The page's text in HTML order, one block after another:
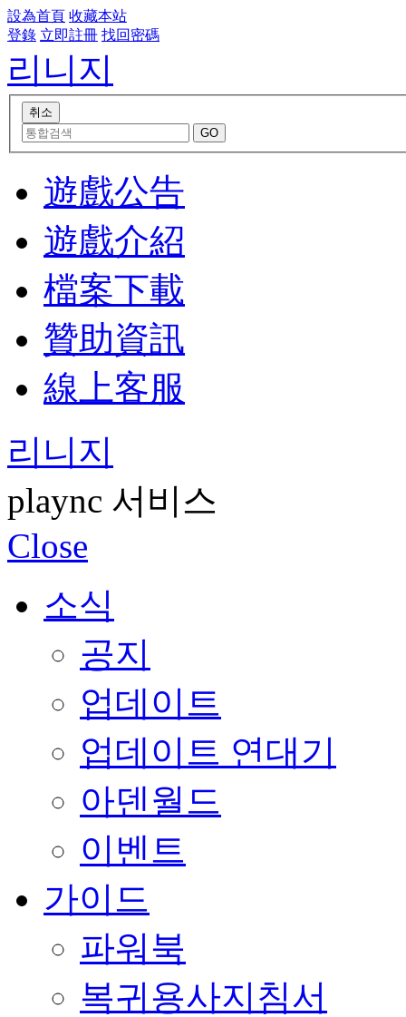
設為首頁 收藏本站
登錄 立即註冊 找回密碼
리니지
遊戲公告
遊戲介紹
檔案下載
贊助資訊
線上客服
리니지
plaync 서비스
Close
소식
공지
업데이트
업데이트 연대기
아덴월드
이벤트
가이드
파워북
복귀용사지침서